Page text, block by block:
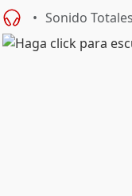
Sonido Totales